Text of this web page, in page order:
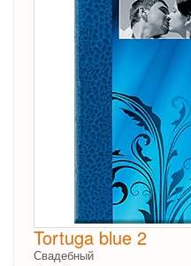
Tortuga blue 2
Свадебный